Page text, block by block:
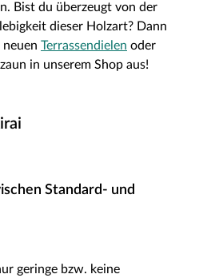
Bist du überzeugt von der
dieser Holzart? Dann
Terrassendielen oder
in unserem Shop aus!
Standard- und
geringe bzw. keine